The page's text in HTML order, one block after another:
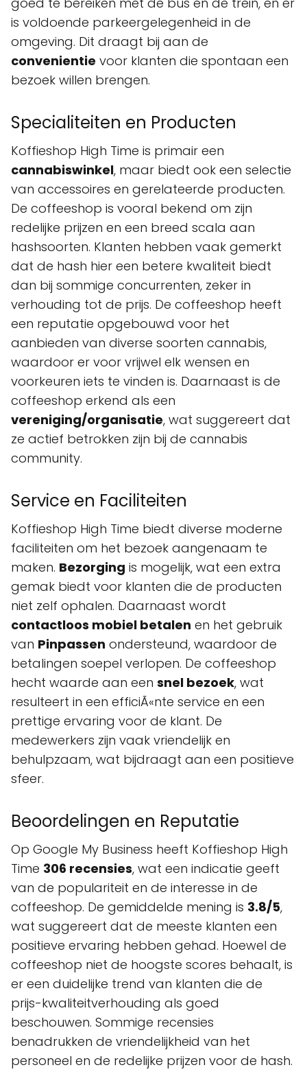
is voldoende parkeergelegenheid in de
omgeving. Dit draagt bij aan de
convenientie voor klanten die spontaan een
bezoek willen brengen.
Specialiteiten en Producten
Koffieshop High Time is primair een
cannabiswinkel, maar biedt ook een selectie
van accessoires en gerelateerde producten.
De coffeeshop is vooral bekend om zijn
redelijke prijzen en een breed scala aan
hashsoorten. Klanten hebben vaak gemerkt
dat de hash hier een betere kwaliteit biedt
dan bij sommige concurrenten, zeker in
verhouding tot de prijs. De coffeeshop heeft
een reputatie opgebouwd voor het
aanbieden van diverse soorten cannabis,
waardoor er voor vrijwel elk wensen en
voorkeuren iets te vinden is. Daarnaast is de
coffeeshop erkend als een
vereniging/organisatie, wat suggereert dat
ze actief betrokken zijn bij de cannabis
community.
Service en Faciliteiten
Koffieshop High Time biedt diverse moderne
faciliteiten om het bezoek aangenaam te
maken. Bezorging is mogelijk, wat een extra
gemak biedt voor klanten die de producten
niet zelf ophalen. Daarnaast wordt
contactloos mobiel betalen en het gebruik
van Pinpassen ondersteund, waardoor de
betalingen soepel verlopen. De coffeeshop
hecht waarde aan een snel bezoek, wat
resulteert in een efficiÃ«nte service en een
prettige ervaring voor de klant. De
medewerkers zijn vaak vriendelijk en
behulpzaam, wat bijdraagt aan een positieve
sfeer.
Beoordelingen en Reputatie
Op Google My Business heeft Koffieshop High
Time 306 recensies, wat een indicatie geeft
van de populariteit en de interesse in de
coffeeshop. De gemiddelde mening is 3.8/5,
wat suggereert dat de meeste klanten een
positieve ervaring hebben gehad. Hoewel de
coffeeshop niet de hoogste scores behaalt, is
er een duidelijke trend van klanten die de
prijs-kwaliteitverhouding als goed
beschouwen. Sommige recensies
benadrukken de vriendelijkheid van het
personeel en de redelijke prijzen voor de hash.